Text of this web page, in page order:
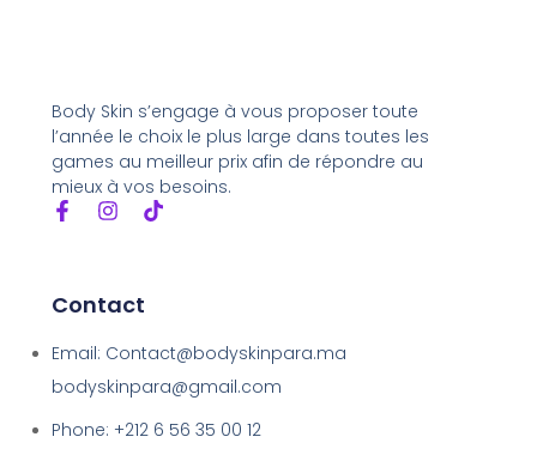
Body Skin s’engage à vous proposer toute
l’année le choix le plus large dans toutes les
games au meilleur prix afin de répondre au
mieux à vos besoins.
Contact
Email: Contact@bodyskinpara.ma
bodyskinpara@gmail.com
Phone: +212 6 56 35 00 12